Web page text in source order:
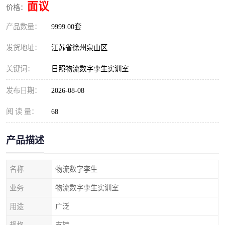
价格： 面议
产品数量： 9999.00套
发货地址： 江苏省徐州泉山区
关键词： 日照物流数字孪生实训室
发布日期： 2026-08-08
阅 读 量： 68
产品描述
名称 物流数字孪生
业务 物流数字孪生实训室
用途 广泛